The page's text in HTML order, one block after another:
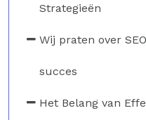
Strategieën
Wij praten over
succes
Het Belang van